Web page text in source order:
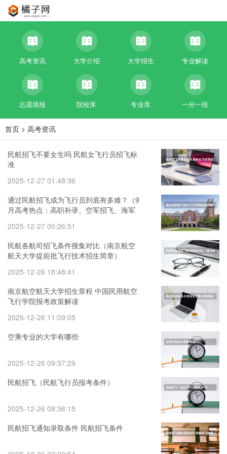
高考资讯 大学介绍 大学招生 专业解读
志愿填报 院校库 专业库 一分一段
首页 > 高考资讯
民航招飞不要女生吗 民航女飞行员招飞标
准
2025-12-27 01:48:36
通过民航招飞成为飞行员到底有多难？（9
月高考热点：高职补录、空军招飞、海军
2025-12-27 00:26:51
民航各航司招飞条件搜集对比（南京航空
航天大学提前批飞行技术招生简章）
2025-12-26 18:48:41
南京航空航天大学招生章程 中国民用航空
飞行学院报考政策解读
2025-12-26 11:09:05
空乘专业的大学有哪些
2025-12-26 09:37:29
民航招飞（民航飞行员报考条件）
2025-12-26 08:36:15
民航招飞通知录取条件 民航招飞条件